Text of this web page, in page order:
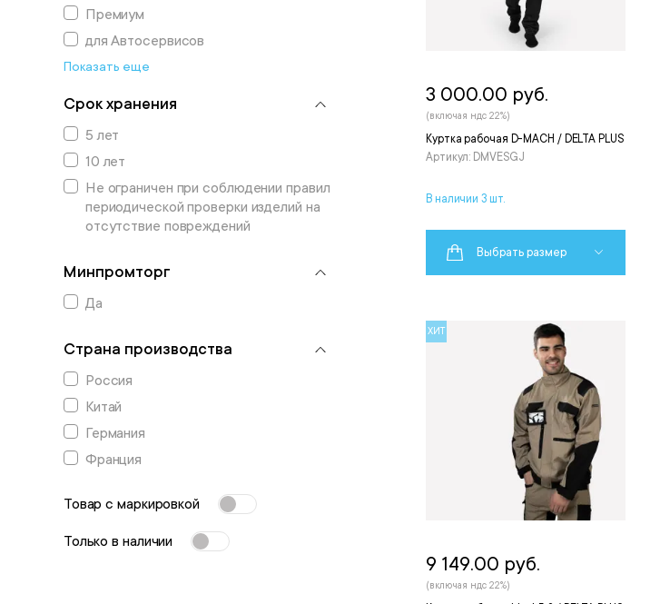
Премиум
для Автосервисов
Показать еще
Срок хранения
5 лет
10 лет
Не ограничен при соблюдении правил
периодической проверки изделий на
отсутствие повреждений
Минпромторг
Да
Страна производства
Россия
Китай
Германия
Франция
Товар с маркировкой
Только в наличии
Куртка рабочая D-MACH / DELTA PLUS
Артикул: DMVESGJ
3 000.00 руб.
(включая ндс 22%)
В наличии 3 шт.
Выбрать размер
ХИТ
9 149.00 руб.
(включая ндс 22%)